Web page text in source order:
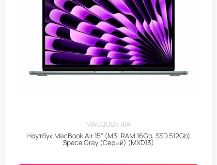
MACBOOK AIR
Ноутбук MacBook Air 15" (M3, RAM 16Gb, SSD 512Gb)
Space Gray (Серый) (MXD13)